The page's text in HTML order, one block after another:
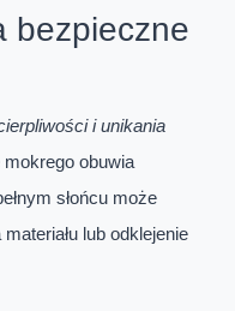
bezpieczne
i unikania
obuwia
słońcu może
lub odklejenie